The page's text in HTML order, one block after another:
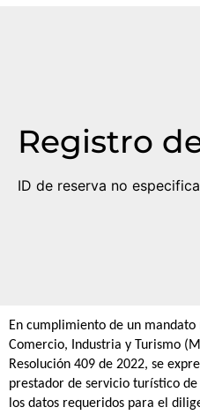
Registro
ID de reserva no
En cumplimiento de un
Comercio, Industria y Turismo
Resolución 409 de 2022, se
prestador de servicio turístico
los datos requeridos para el